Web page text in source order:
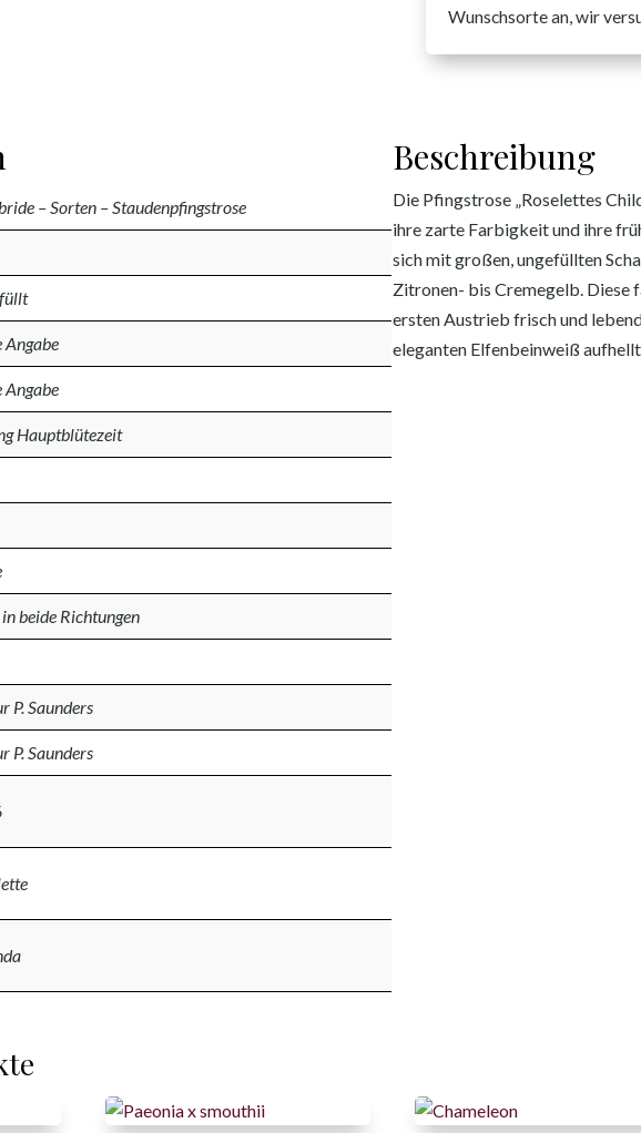
Wunschsorte an, wir
– Sorten – Staudenpfingstrose
Angabe
Angabe
Hauptblütezeit
beide Richtungen
P. Saunders
P. Saunders
Beschreibung
Die Pfingstrose „Roselettes
ihre zarte Farbigkeit und ihre
sich mit großen, ungefüllten
Zitronen- bis Cremegelb. Diese
ersten Austrieb frisch und
eleganten Elfenbeinweiß